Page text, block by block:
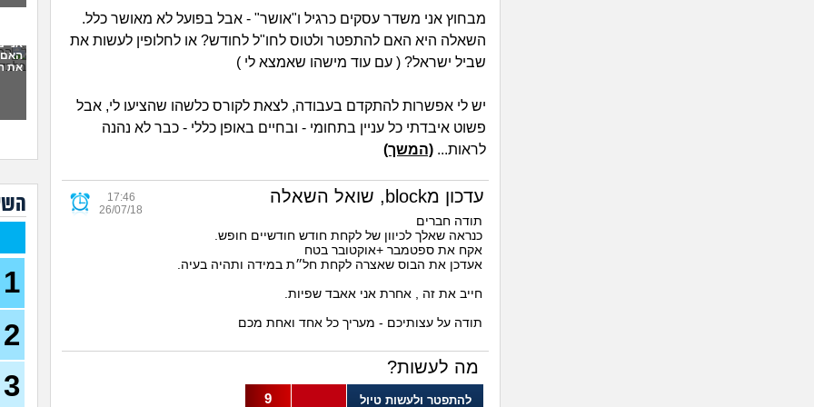
מבחוץ אני משדר עסקים כרגיל ו"אושר" - אבל בפועל לא מאושר כלל.
השאלה היא האם להתפטר ולטוס לחו"ל לחודש? או לחלופין לעשות את
שביל ישראל? ( עם עוד מישהו שאמצא לי )
יש לי אפשרות להתקדם בעבודה, לצאת לקורס כלשהו שהציעו לי, אבל
פשוט איבדתי כל עניין בתחומי - ובחיים באופן כללי - כבר לא נהנה
לראות... (המשך)
עדכון מblock, שואל השאלה
17:46
26/07/18
תודה חברים
כנראה שאלך לכיוון של לקחת חודש חודשיים חופש.
אקח את ספטמבר +אוקטובר בטח
אעדכן את הבוס שאצרה לקחת חל״ת במידה ותהיה בעיה.
חייב את זה , אחרת אני אאבד שפיות.
תודה על עצותיכם - מעריך כל אחד ואחת מכם
מה לעשות?
להתפטר ולעשות טיול
9
23)
22)
26)
אני
את
1
2
3